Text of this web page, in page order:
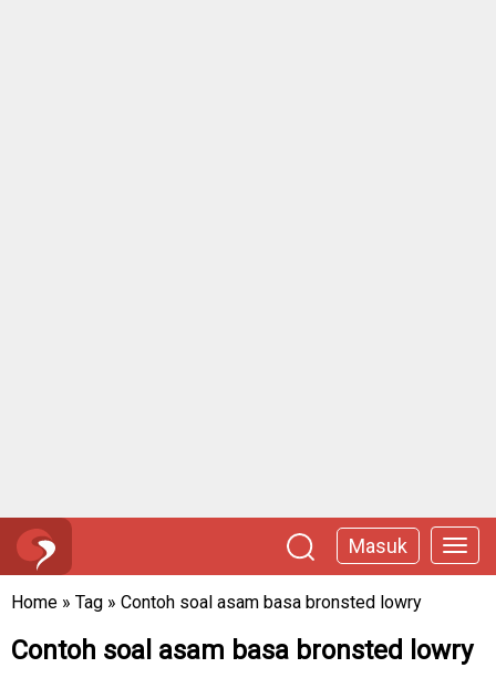
Masuk
Home » Tag » Contoh soal asam basa bronsted lowry
Contoh soal asam basa bronsted lowry